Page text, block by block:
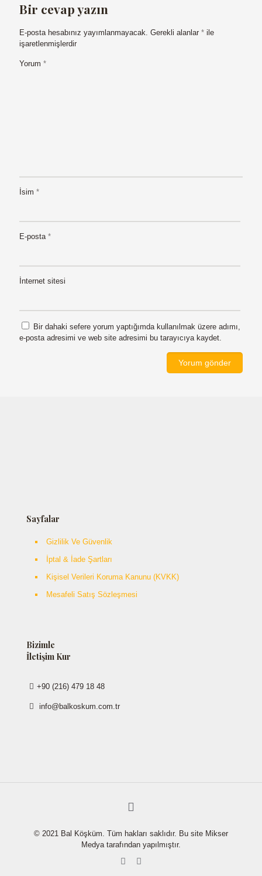
Bir cevap yazın
E-posta hesabınız yayımlanmayacak. Gerekli alanlar * ile
işaretlenmişlerdir
Yorum *
İsim *
E-posta *
İnternet sitesi
Bir dahaki sefere yorum yaptığımda kullanılmak üzere adımı,
e-posta adresimi ve web site adresimi bu tarayıcıya kaydet.
Sayfalar
Gizlilik Ve Güvenlik
İptal & İade Şartları
Kişisel Verileri Koruma Kanunu (KVKK)
Mesafeli Satış Sözleşmesi
Bizimle
İletişim Kur
+90 (216) 479 18 48
info@balkoskum.com.tr
© 2021 Bal Köşküm. Tüm hakları saklıdır. Bu site Mikser
Medya tarafından yapılmıştır.